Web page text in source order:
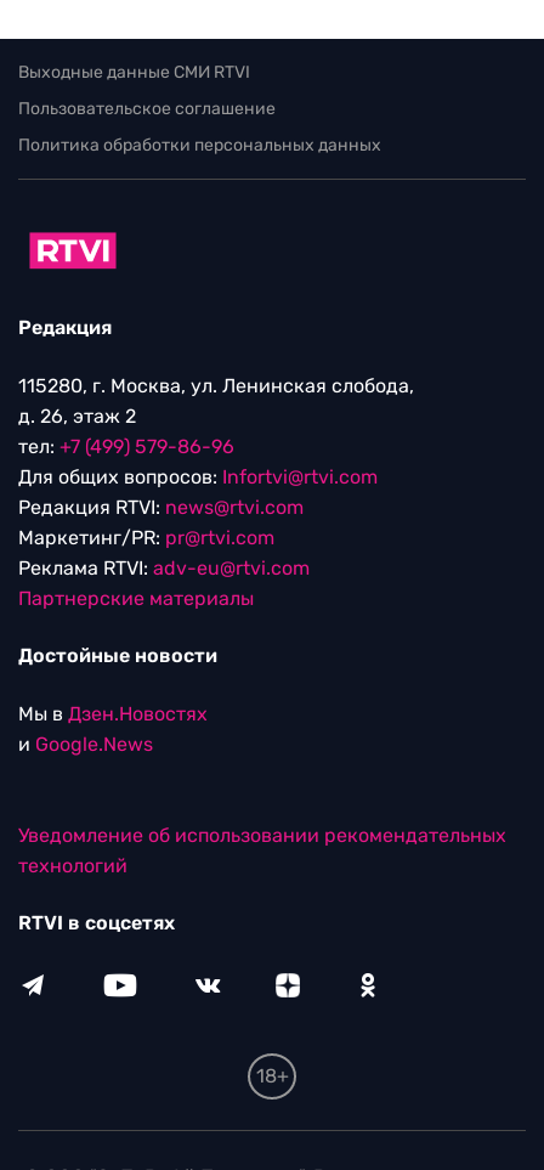
Выходные данные СМИ RTVI
Пользовательское соглашение
Политика обработки персональных данных
Редакция
115280, г. Москва, ул. Ленинская слобода,
д. 26, этаж 2
тел: +7 (499) 579-86-96
Для общих вопросов: Infortvi@rtvi.com
Редакция RTVI: news@rtvi.com
Маркетинг/PR: pr@rtvi.com
Реклама RTVI: adv-eu@rtvi.com
Партнерские материалы
Достойные новости
Мы в Дзен.Новостях
и Google.News
Уведомление об использовании рекомендательных
технологий
RTVI в соцсетях
18+